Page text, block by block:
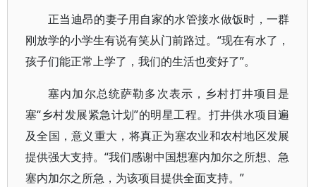
正当迪昂的妻子用自家的水管接水做饭时，一群
刚放学的小学生有说有笑从门前路过。“现在有水了，
孩子们能正常上学了，我们的生活也变好了”。
塞内加尔总统萨勒多次表示，乡村打井项目是
塞“乡村发展紧急计划”的明星工程。打井供水项目遍
及全国，意义重大，将真正为塞农业和农村地区发展
提供强大支持。“我们感谢中国想塞内加尔之所想、急
塞内加尔之所急，为该项目提供全面支持。”